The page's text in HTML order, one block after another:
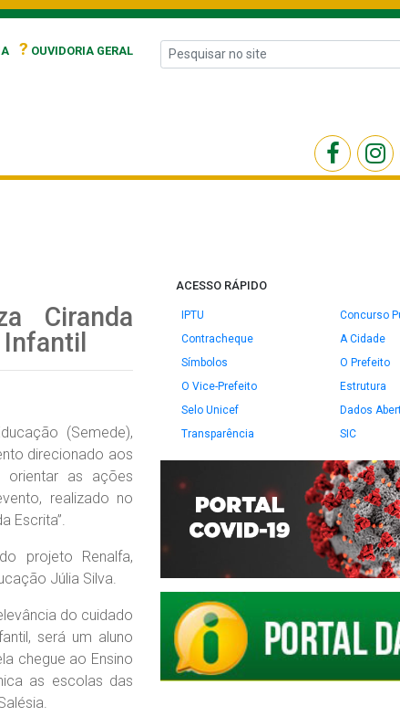
? OUVIDORIA GERAL
Ciranda
(Semede),
direcionado aos
orientar as ações
realizado no
Escrita”.
projeto Renalfa,
Júlia Silva.
do cuidado
será um aluno
chegue ao Ensino
as escolas das
ACESSO RÁPIDO
IPTU
Concurso
Contracheque
A Cidade
Símbolos
O Prefeito
O Vice-Prefeito
Estrutura
Selo Unicef
Dados
Transparência
SIC